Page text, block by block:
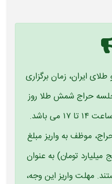
طلای ایران، زمان برگزاری
حراج شمش طلا روز
سه ‌شنبه، ۶ مردادماه، از ساعت ۱۴ تا ۱۷ می باشد.
موظف به واریز مبلغ
میلیارد تومان) به عنوان
مهلت واریز این وجه،